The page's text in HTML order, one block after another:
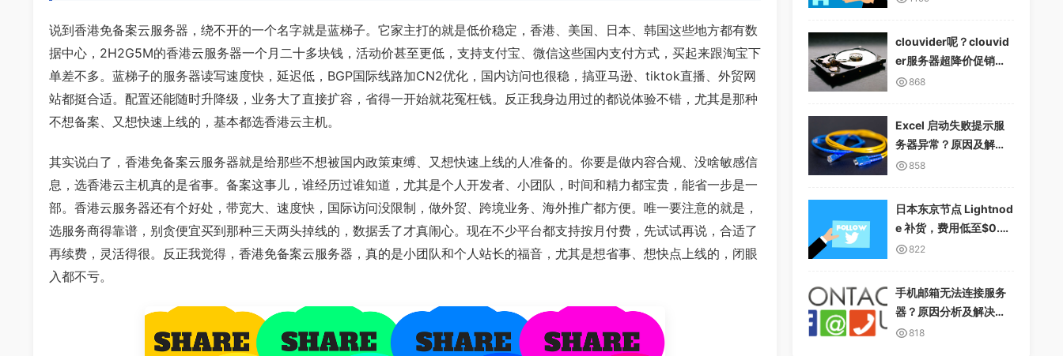
说到香港免备案云服务器，绕不开的一个名字就是蓝梯子。它家主打的就是低价稳定，香港、美国、日本、韩国这些地方都有数
据中心，2H2G5M的香港云服务器一个月二十多块钱，活动价甚至更低，支持支付宝、微信这些国内支付方式，买起来跟淘宝下
单差不多。蓝梯子的服务器读写速度快，延迟低，BGP国际线路加CN2优化，国内访问也很稳，搞亚马逊、tiktok直播、外贸网
站都挺合适。配置还能随时升降级，业务大了直接扩容，省得一开始就花冤枉钱。反正我身边用过的都说体验不错，尤其是那种
不想备案、又想快速上线的，基本都选香港云主机。
其实说白了，香港免备案云服务器就是给那些不想被国内政策束缚、又想快速上线的人准备的。你要是做内容合规、没啥敏感信
息，选香港云主机真的是省事。备案这事儿，谁经历过谁知道，尤其是个人开发者、小团队，时间和精力都宝贵，能省一步是一
部。香港云服务器还有个好处，带宽大、速度快，国际访问没限制，做外贸、跨境业务、海外推广都方便。唯一要注意的就是，
选服务商得靠谱，别贪便宜买到那种三天两头掉线的，数据丢了才真闹心。现在不少平台都支持按月付费，先试试再说，合适了
再续费，灵活得很。反正我觉得，香港免备案云服务器，真的是小团队和个人站长的福音，尤其是想省事、想快点上线的，闭眼
入都不亏。
clouvider呢？clouvid
er服务器超降价促销，1
0Gbps无限流量
868
Excel 启动失败提示服
务器异常？原因及解决
方案详解
858
日本东京节点 Lightnod
e 补货，费用低至$0.01
2/小时，支持多种支付
822
手机邮箱无法连接服务
器？原因分析及解决方
案 818